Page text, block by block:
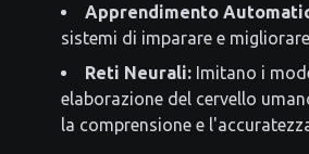
Apprendimento
sistemi di imparare e
Reti Neurali: Imitano i
elaborazione del cervello
la comprensione e